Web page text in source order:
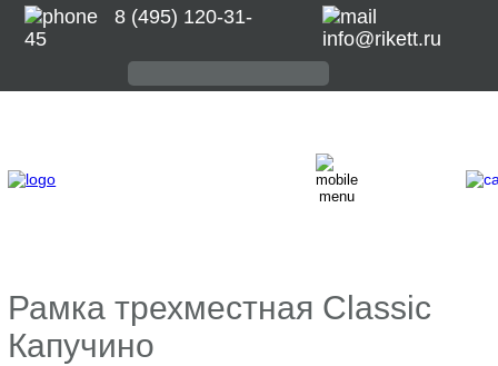
8 (495) 120-31-
45
info@rikett.ru
Рамка трехместная Classic
Капучино